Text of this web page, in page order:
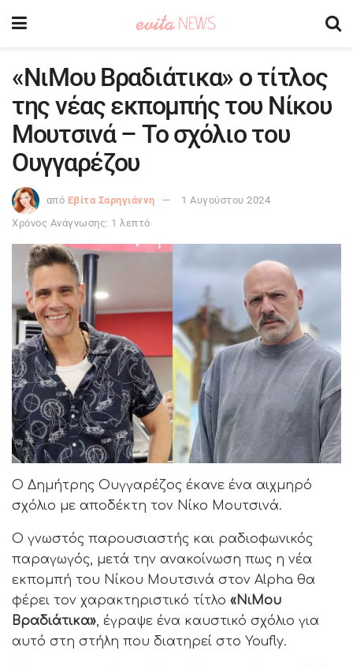
«ΝιΜου Βραδιάτικα» ο τίτλος
της νέας εκπομπής του Νίκου
Μουτσινά – Το σχόλιο του
Ουγγαρέζου
από Εβίτα Σαρηγιάννη
1 Αυγούστου 2024
Χρόνος Ανάγνωσης: 1 λεπτό
Ο Δημήτρης Ουγγαρέζος έκανε ένα αιχμηρό
σχόλιο με αποδέκτη τον Νίκο Μουτσινά.
Ο γνωστός παρουσιαστής και ραδιοφωνικός
παραγωγός, μετά την ανακοίνωση πως η νέα
εκπομπή του Νίκου Μουτσινά στον Alpha θα
φέρει τον χαρακτηριστικό τίτλο «ΝιΜου
Βραδιάτικα», έγραψε ένα καυστικό σχόλιο για
αυτό στη στήλη που διατηρεί στο Youfly.